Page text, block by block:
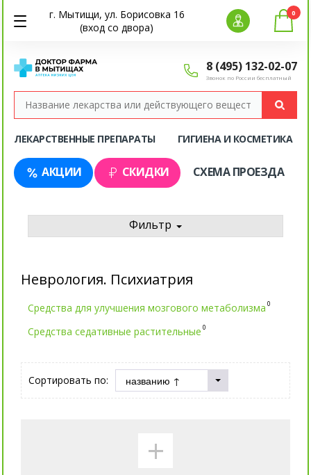
г. Мытищи, ул. Борисовка 16
(вход со двора)
8 (495) 132-02-07
Звонок по России бесплатный
0
ЛЕКАРСТВЕННЫЕ ПРЕПАРАТЫ ГИГИЕНА И КОСМЕТИКА
АКЦИИ СКИДКИ СХЕМА ПРОЕЗДА
Фильтр
Неврология. Психиатрия
Средства для улучшения мозгового метаболизма 0
Средства седативные растительные 0
Сортировать по:
+